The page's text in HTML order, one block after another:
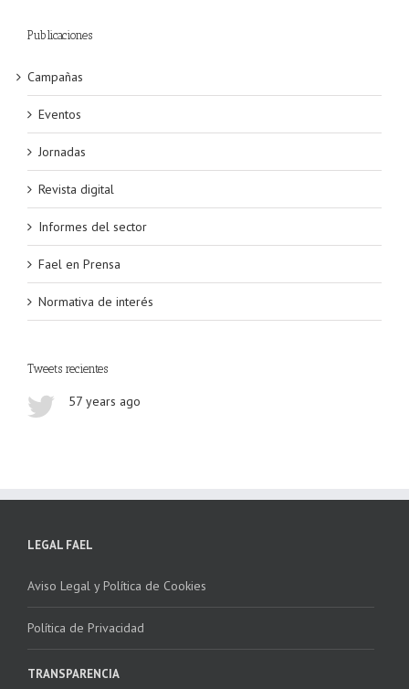
Publicaciones
Campañas
Eventos
Jornadas
Revista digital
Informes del sector
Fael en Prensa
Normativa de interés
Tweets recientes
57 years ago
LEGAL FAEL
Aviso Legal y Política de Cookies
Política de Privacidad
TRANSPARENCIA